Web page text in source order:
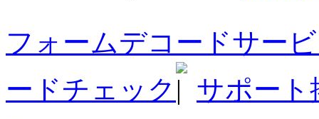
フォームデコードサー
ードチェック
サポート